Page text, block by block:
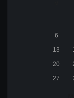
6
13
20
27